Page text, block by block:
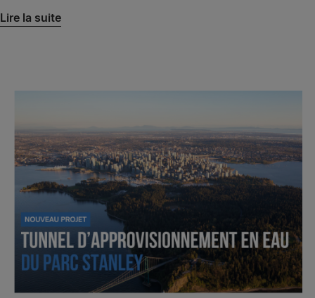
Gaillon
Abscis Bertin – Agence Présance® Bretteville
Spie batignolles grand ouest – Agence Présance®
Rochefort
Spie batignolles grand ouest – Agence Présance®
Poitiers
Spie batignolles grand ouest – Agence Présance®
La Roche-sur-Yon
Lire la suite